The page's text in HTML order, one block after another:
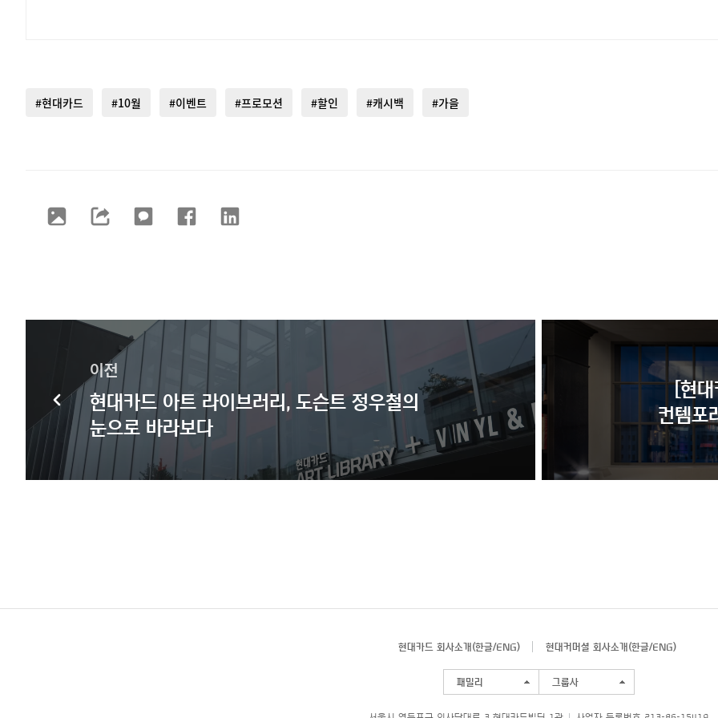
#현대카드 #10월 #이벤트 #프로모션 #할인 #캐시백 #가을
이전
현대카드 아트 라이브러리, 도슨트 정우철의
눈으로 바라보다
[현
컨템포
현대카드 회사소개(한글/ENG) 현대커머셜 회사소개(한글/ENG)
패밀리 그룹사